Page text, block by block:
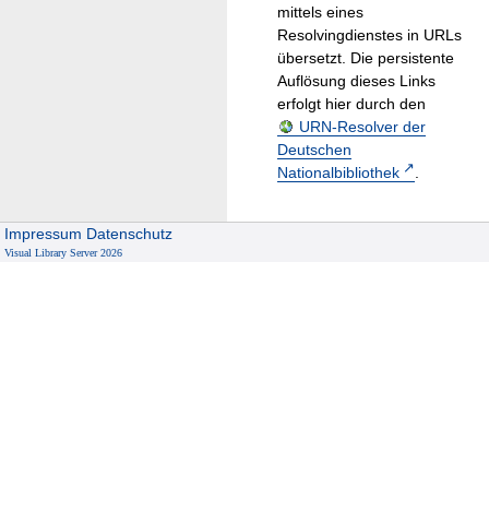
mittels eines
Resolvingdienstes in URLs
übersetzt. Die persistente
Auflösung dieses Links
erfolgt hier durch den
URN-Resolver der
Deutschen
Nationalbibliothek
.
Impressum Datenschutz
Visual Library Server 2026